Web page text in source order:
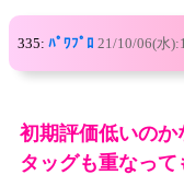
335: ﾊﾟﾜﾌﾟﾛ 21/10/06(水
初期評価低いの
タッグも重なっ